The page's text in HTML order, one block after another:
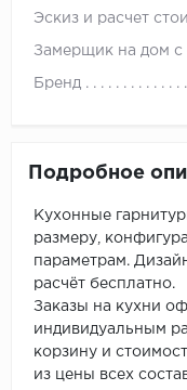
Эскиз и расчет
Замерщик на дом с
Бренд
Подробное
Кухонные
размеру,
параметрам.
расчёт бесплатно.
Заказы на кухни
индивидуальным
корзину и
из цены всех